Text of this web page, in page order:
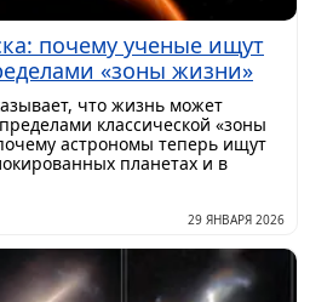
почему ученые ищут
«зоны жизни»
что жизнь может
классической «зоны
астрономы теперь ищут
планетах и в
29 ЯНВАРЯ 2026